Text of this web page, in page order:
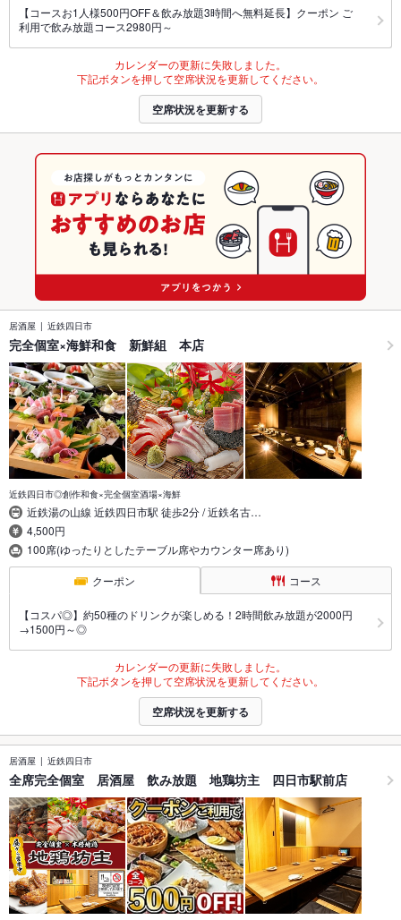
【コースお1人様500円OFF＆飲み放題3時間へ無料延長】クーポン ご
利用で飲み放題コース2980円～
カレンダーの更新に失敗しました。
下記ボタンを押して空席状況を更新してください。
空席状況を更新する
居酒屋 近鉄四日市
完全個室×海鮮和食 新鮮組 本店
近鉄四日市◎創作和食×完全個室酒場×海鮮
近鉄湯の山線 近鉄四日市駅 徒歩2分 / 近鉄名古…
4,500円
100席(ゆったりとしたテーブル席やカウンター席あり)
クーポン コース
【コスパ◎】約50種のドリンクが楽しめる！2時間飲み放題が2000円
→1500円～◎
カレンダーの更新に失敗しました。
下記ボタンを押して空席状況を更新してください。
空席状況を更新する
居酒屋 近鉄四日市
全席完全個室 居酒屋 飲み放題 地鶏坊主 四日市駅前店